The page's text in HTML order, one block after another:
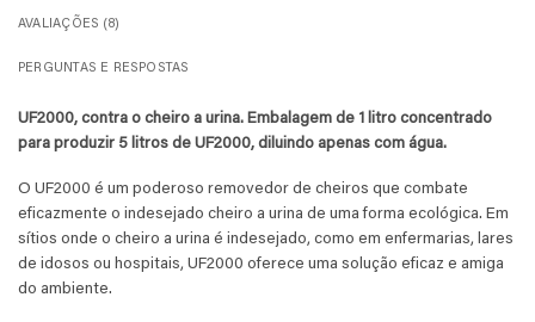
AVALIAÇÕES (8)
PERGUNTAS E RESPOSTAS
UF2000, contra o cheiro a urina. Embalagem de 1 litro concentrado
para produzir 5 litros de UF2000, diluindo apenas com água.
O UF2000 é um poderoso removedor de cheiros que combate
eficazmente o indesejado cheiro a urina de uma forma ecológica. Em
sítios onde o cheiro a urina é indesejado, como em enfermarias, lares
de idosos ou hospitais, UF2000 oferece uma solução eficaz e amiga
do ambiente.